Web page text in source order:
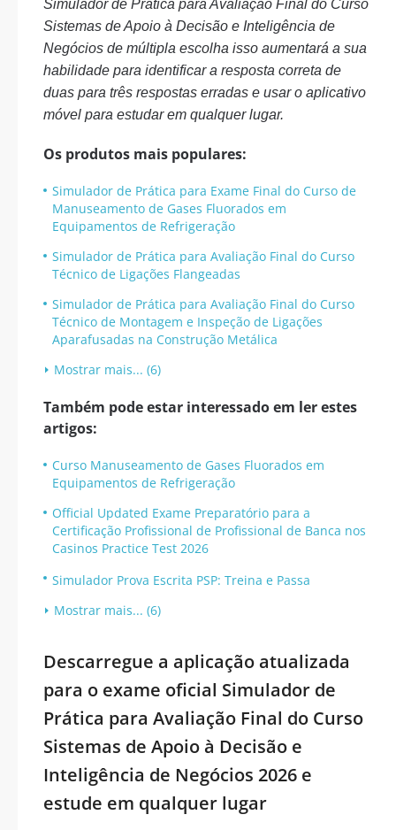
Simulador de Prática para Avaliação Final do Curso
Sistemas de Apoio à Decisão e Inteligência de
Negócios de múltipla escolha isso aumentará a sua
habilidade para identificar a resposta correta de
duas para três respostas erradas e usar o aplicativo
móvel para estudar em qualquer lugar.
Os produtos mais populares:
Simulador de Prática para Exame Final do Curso de
Manuseamento de Gases Fluorados em
Equipamentos de Refrigeração
Simulador de Prática para Avaliação Final do Curso
Técnico de Ligações Flangeadas
Simulador de Prática para Avaliação Final do Curso
Técnico de Montagem e Inspeção de Ligações
Aparafusadas na Construção Metálica
Mostrar mais... (6)
Também pode estar interessado em ler estes
artigos:
Curso Manuseamento de Gases Fluorados em
Equipamentos de Refrigeração
Official Updated Exame Preparatório para a
Certificação Profissional de Profissional de Banca nos
Casinos Practice Test 2026
Simulador Prova Escrita PSP: Treina e Passa
Mostrar mais... (6)
Descarregue a aplicação atualizada
para o exame oficial Simulador de
Prática para Avaliação Final do Curso
Sistemas de Apoio à Decisão e
Inteligência de Negócios 2026 e
estude em qualquer lugar